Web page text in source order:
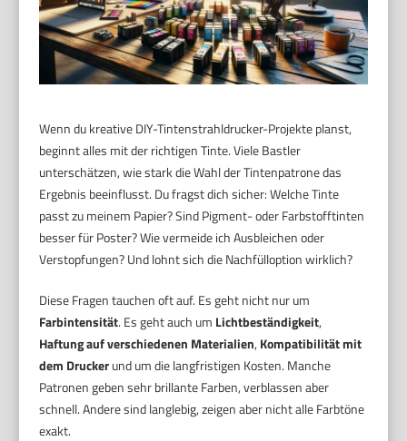
Wenn du kreative DIY-Tintenstrahldrucker-Projekte planst,
beginnt alles mit der richtigen Tinte. Viele Bastler
unterschätzen, wie stark die Wahl der Tintenpatrone das
Ergebnis beeinflusst. Du fragst dich sicher: Welche Tinte
passt zu meinem Papier? Sind Pigment- oder Farbstofftinten
besser für Poster? Wie vermeide ich Ausbleichen oder
Verstopfungen? Und lohnt sich die Nachfülloption wirklich?
Diese Fragen tauchen oft auf. Es geht nicht nur um
Farbintensität. Es geht auch um Lichtbeständigkeit,
Haftung auf verschiedenen Materialien, Kompatibilität mit
dem Druckerund um die langfristigen Kosten. Manche
Patronen geben sehr brillante Farben, verblassen aber
schnell. Andere sind langlebig, zeigen aber nicht alle Farbtöne
exakt.